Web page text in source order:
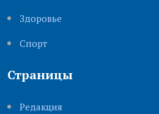
Здоровье
Cпорт
Страницы
Редакция